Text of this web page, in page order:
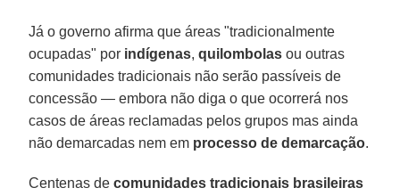
Já o governo afirma que áreas "tradicionalmente
ocupadas" por indígenas,quilombolas ou outras
comunidades tradicionais não serão passíveis de
concessão — embora não diga o que ocorrerá nos
casos de áreas reclamadas pelos grupos mas ainda
não demarcadas nem em processo de demarcação.
Centenas decomunidades tradicionais brasileiras